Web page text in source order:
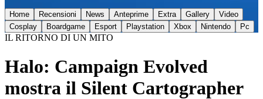
Home Recensioni News Anteprime Extra Gallery
Video
Cosplay
Boardgame Esport Playstation Xbox Nintendo Pc
IL RITORNO DI UN MITO
Halo: Campaign Evolved
mostra il Silent Cartographer